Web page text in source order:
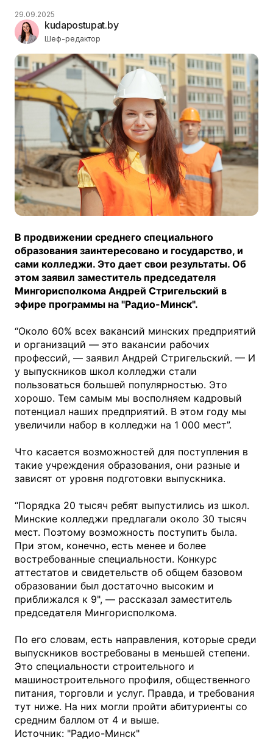
kudapostupat.by
Шеф-редактор
29.09.2025
В продвижении среднего специального
образования заинтересовано и государство, и
сами колледжи. Это дает свои результаты. Об
этом заявил заместитель председателя
Мингорисполкома Андрей Стригельский в
эфире программы на "Радио-Минск".
“Около 60% всех вакансий минских предприятий
и организаций — это вакансии рабочих
профессий, — заявил Андрей Стригельский. — И
у выпускников школ колледжи стали
пользоваться большей популярностью. Это
хорошо. Тем самым мы восполняем кадровый
потенциал наших предприятий. В этом году мы
увеличили набор в колледжи на 1 000 мест”.
Что касается возможностей для поступления в
такие учреждения образования, они разные и
зависят от уровня подготовки выпускника.
“Порядка 20 тысяч ребят выпустились из школ.
Минские колледжи предлагали около 30 тысяч
мест. Поэтому возможность поступить была.
При этом, конечно, есть менее и более
востребованные специальности. Конкурс
аттестатов и свидетельств об общем базовом
образовании был достаточно высоким и
приближался к 9", — рассказал заместитель
председателя Мингорисполкома.
По его словам, есть направления, которые среди
выпускников востребованы в меньшей степени.
Это специальности строительного и
машиностроительного профиля, общественного
питания, торговли и услуг. Правда, и требования
тут ниже. На них могли пройти абитуриенты со
средним баллом от 4 и выше.
Источник: "Радио-Минск"